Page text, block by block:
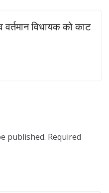
विधायक को काट
published. Required